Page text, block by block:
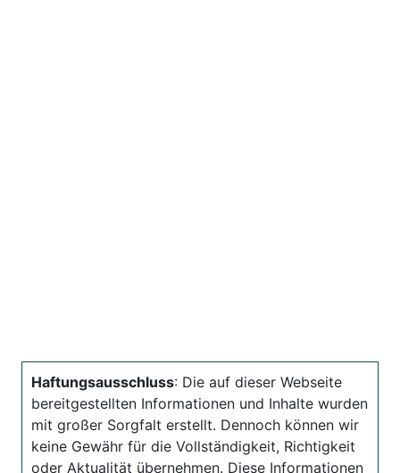
Haftungsausschluss: Die auf dieser Webseite
bereitgestellten Informationen und Inhalte wurden
mit großer Sorgfalt erstellt. Dennoch können wir
keine Gewähr für die Vollständigkeit, Richtigkeit
oder Aktualität übernehmen. Diese Informationen